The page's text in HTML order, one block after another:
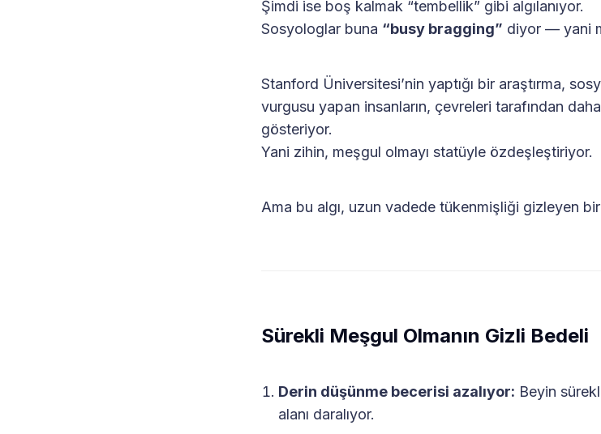
Şimdi ise boş kalmak “tembellik” gibi algılanıyor.
Sosyologlar buna “busy bragging” diyor — yani
Stanford Üniversitesi’nin yaptığı bir araştırma,
vurgusu yapan insanların, çevreleri tarafından daha
gösteriyor.
Yani zihin, meşgul olmayı statüyle özdeşleştiriyor.
Ama bu algı, uzun vadede tükenmişliği gizleyen
Sürekli Meşgul Olmanın Gizli Bedeli
Derin düşünme becerisi azalıyor: Beyin
alanı daralıyor.